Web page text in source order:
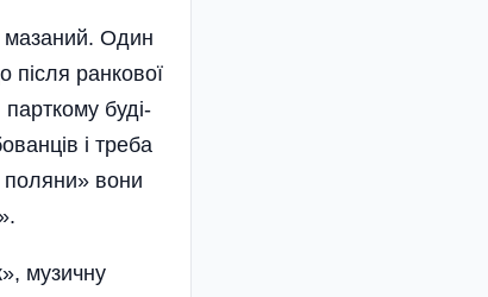
мазаний. Один
після ранкової
парткому буді­
і треба
поляни» вони
музичну